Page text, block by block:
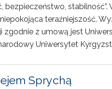
bezpieczeństwo,
teraźniejszość.
zgodnie z umową jest
Uniwersytet
Sprychą